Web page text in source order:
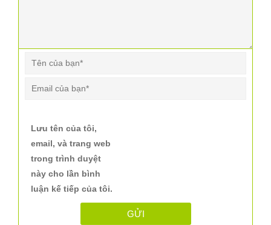
Lưu tên của tôi,
email, và trang web
trong trình duyệt
này cho lần bình
luận kế tiếp của tôi.